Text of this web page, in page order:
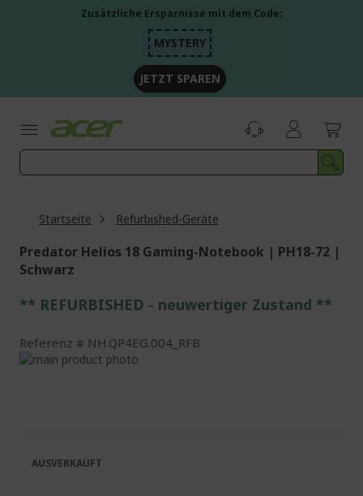
Zusätzliche Ersparnisse mit dem Code:
MYSTERY
JETZT SPAREN
Startseite Refurbished-Geräte
Predator Helios 18 Gaming-Notebook | PH18-72 |
Schwarz
** REFURBISHED - neuwertiger Zustand **
Referenz NH.QP4EG.004_RFB
Zum
AUSVERKAUFT